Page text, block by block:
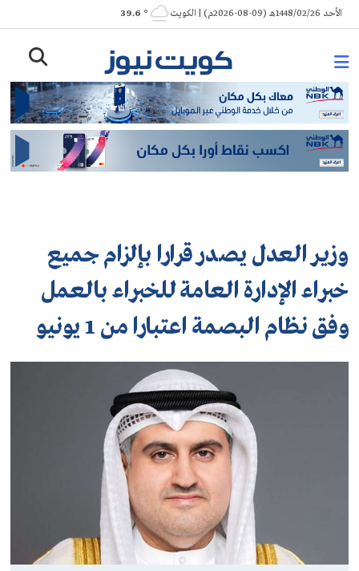
Skip
to
الأحد 1448/02/26هـ (09-08-2026م) | الكويت ° 39.6
وزير العدل يصدر قرارا بإلزام جميع
خبراء الإدارة العامة للخبراء بالعمل
وفق نظام البصمة اعتبارا من 1 يونيو